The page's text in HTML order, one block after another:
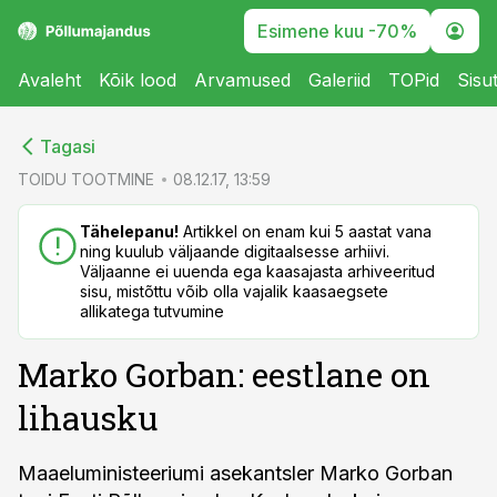
Esimene kuu -70%
Avaleht Kõik lood Arvamused Galeriid TOPid
Tagasi
TOIDU TOOTMINE 08.12.17, 13:59
Tähelepanu! Artikkel on enam kui 5 aastat vana
ning kuulub väljaande digitaalsesse arhiivi.
Väljaanne ei uuenda ega kaasajasta arhiveeritud
sisu, mistõttu võib olla vajalik kaasaegsete
allikatega tutvumine
Marko Gorban: eestlane on
lihausku
Maaeluministeeriumi asekantsler Marko Gorban